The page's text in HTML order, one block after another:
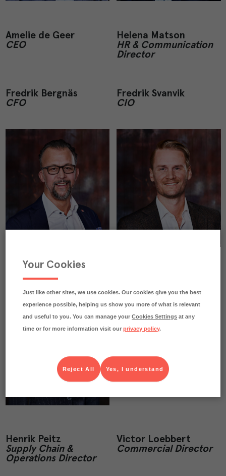
Amelie de Geer
CEO
Helena Matson
HR & Communication
Director
Fredrik Bergnäs
CFO
Fredrik Svanvik
CIO
Henrik Peitz
Supply Chain &
Operations Director
Victor Loebbert
Commercial Director
Your Cookies
Just like other sites, we use cookies. Our cookies give you the best
experience possible, helping us show you more of what is relevant
and useful to you. You can manage yourCookies Settings at any
time or for more information visit ourprivacy policy.
Yes, I understand
Reject All